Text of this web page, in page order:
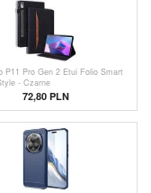
P11 Pro Gen 2 Etui Folio Smart
- Czarne
72,80 PLN